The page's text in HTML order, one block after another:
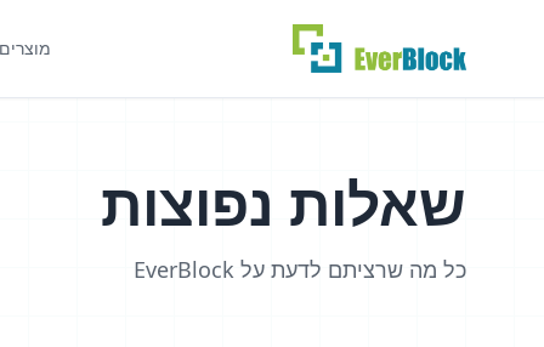
מוצרים
שאלות נפוצות
כל מה שרציתם לדעת על EverBlock